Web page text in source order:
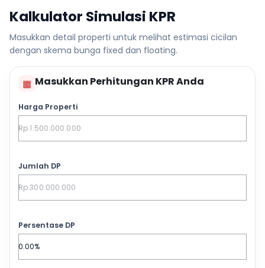
Kalkulator Simulasi KPR
Masukkan detail properti untuk melihat estimasi cicilan
dengan skema bunga fixed dan floating.
▦ Masukkan Perhitungan KPR Anda
Harga Properti
Jumlah DP
Persentase DP